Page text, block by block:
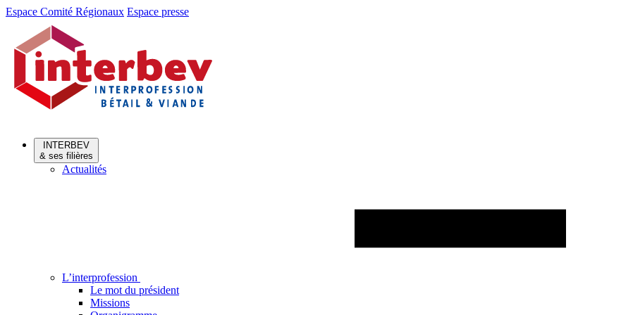
Aller
Aller
contenu
Espace Comité Régionaux Espace presse
INTERBEV
& ses filières
Actualités
L’interprofession
Le mot du président
Missions